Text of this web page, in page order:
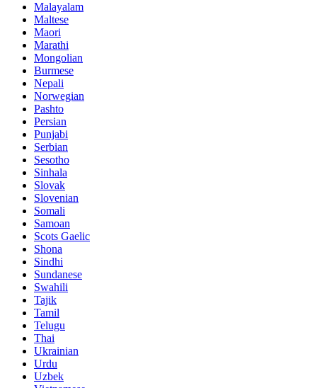
Malayalam
Maltese
Maori
Marathi
Mongolian
Burmese
Nepali
Norwegian
Pashto
Persian
Punjabi
Serbian
Sesotho
Sinhala
Slovak
Slovenian
Somali
Samoan
Scots Gaelic
Shona
Sindhi
Sundanese
Swahili
Tajik
Tamil
Telugu
Thai
Ukrainian
Urdu
Uzbek